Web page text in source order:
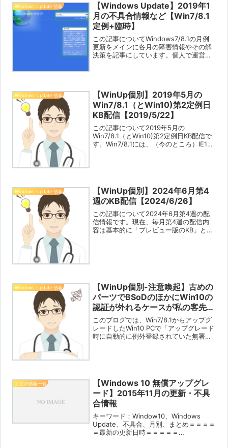
Windows Update 情報
【Windows Update】2019年1
月の不具合情報など【Win7/8.1
定例+臨時】
この記事についてWindows7/8.1の月例
更新をメインに各月の障害情報やその解
決策を記事にしています。個人で運営し
Windows Update 情報
【WinUp個別】2019年5月の
Win7/8.1（とWin10)第2定例日
KB配信【2019/5/22】
この記事について2019年5月の
Win7/8.1（とWin10)第2定例日KB配信で
す。Win7/8.1には、（今のところ）IE11
Windows Update 情報
【WinUp個別】2024年6月第4
週のKB配信【2024/6/26】
この記事について2024年6月第4週の配
信情報です。現在、毎月第4週の配信内
容は基本的に「プレビュー版のKB」とな
Windows Update 情報
【WinUp個別-注意喚起】古めの
パーツでBSoDのほかにWin10の
認証が外れるケースが私の客先で
も発生【2017/12/11】
このブログでは、Win7/8.1からアップグ
レードしたWin10 PCで「アップグレード
時に自動的に例外登録されていた無署名
月次の情報一覧
【Windows 10 無償アップグレ
ード】2015年11月の更新・不具
合情報
キーワード：Window10、Windows
Update、不具合、月別、まとめ＝＝＝＝
＝最新の更新日時＝＝＝＝＝